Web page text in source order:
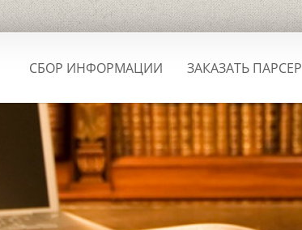
СБОР ИНФОРМАЦИИ ЗАКАЗАТЬ ПАРСЕР